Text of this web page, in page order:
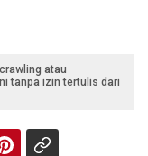
atau
tanpa izin tertulis dari